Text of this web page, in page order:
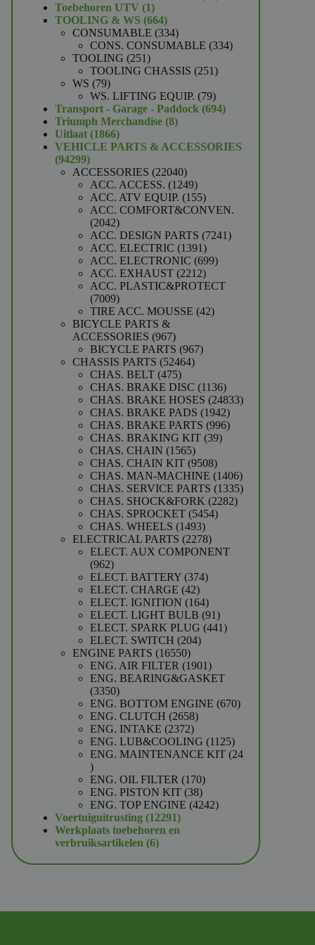
Toebehoren UTV 11
product
TOOLING & WS 664664
producten
CONSUMABLE 334334
producten
CONS. CONSUMABLE 334334
TOOLING 251251
producten
TOOLING CHASSIS 251251
WS 7979
producten
WS. LIFTING EQUIP. 7979
producten
Transport - Garage - Paddock 694694
Triumph Merchandise 88
Uitlaat 18661866
producten
VEHICLE PARTS & ACCESSORIES
9429994299
producten
ACCESSORIES 2204022040
producten
ACC. ACCESS. 12491249
producten
ACC. ATV EQUIP. 155155
producten
ACC. COMFORT&CONVEN.
20422042
producten
ACC. DESIGN PARTS 72417241
ACC. ELECTRIC 13911391
producten
ACC. ELECTRONIC 699699
ACC. EXHAUST 22122212
producten
ACC. PLASTIC&PROTECT
70097009
producten
TIRE ACC. MOUSSE 4242
BICYCLE PARTS &
ACCESSORIES 967967
producten
BICYCLE PARTS 967967
CHASSIS PARTS 5246452464
CHAS. BELT 475475
producten
CHAS. BRAKE DISC 11361136
producten
CHAS. BRAKE HOSES 2483324833
CHAS. BRAKE PADS 19421942
producten
CHAS. BRAKE PARTS 996996
CHAS. BRAKING KIT 3939
CHAS. CHAIN 15651565
producten
CHAS. CHAIN KIT 95089508
producten
CHAS. MAN-MACHINE 14061406
producten
CHAS. SERVICE PARTS 13351335
CHAS. SHOCK&FORK 22822282
CHAS. SPROCKET 54545454
CHAS. WHEELS 14931493
producten
ELECTRICAL PARTS 22782278
producten
ELECT. AUX COMPONENT
962962
producten
ELECT. BATTERY 374374
ELECT. CHARGE 4242
producten
ELECT. IGNITION 164164
producten
ELECT. LIGHT BULB 9191
producten
ELECT. SPARK PLUG 441441
ELECT. SWITCH 204204
ENGINE PARTS 1655016550
producten
ENG. AIR FILTER 19011901
producten
ENG. BEARING&GASKET
33503350
producten
ENG. BOTTOM ENGINE 670670
ENG. CLUTCH 26582658
ENG. INTAKE 23722372
producten
ENG. LUB&COOLING 11251125
producten
ENG. MAINTENANCE KIT 24
24
producten
ENG. OIL FILTER 170170
producten
ENG. PISTON KIT 3838
producten
ENG. TOP ENGINE 42424242
Voertuiguitrusting 1229112291
producten
Werkplaats toebehoren en
verbruiksartikelen 66